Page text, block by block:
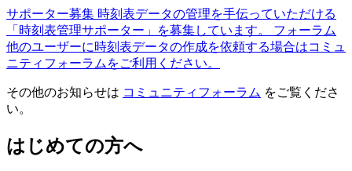
サポーター募集 時刻表データの管理を手伝っていただける
「時刻表管理サポーター」を募集しています。
フォーラム
他のユーザーに時刻表データの作成を依頼する場合はコミュ
ニティフォーラムをご利用ください。
その他のお知らせは コミュニティフォーラム をご覧くださ
い。
はじめての方へ